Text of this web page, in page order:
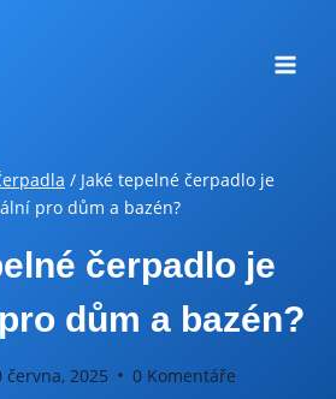
/ Jaké tepelné čerpadlo je
pro dům a bazén?
čerpadlo je
dům a bazén?
června, 2025 0 Komentáře